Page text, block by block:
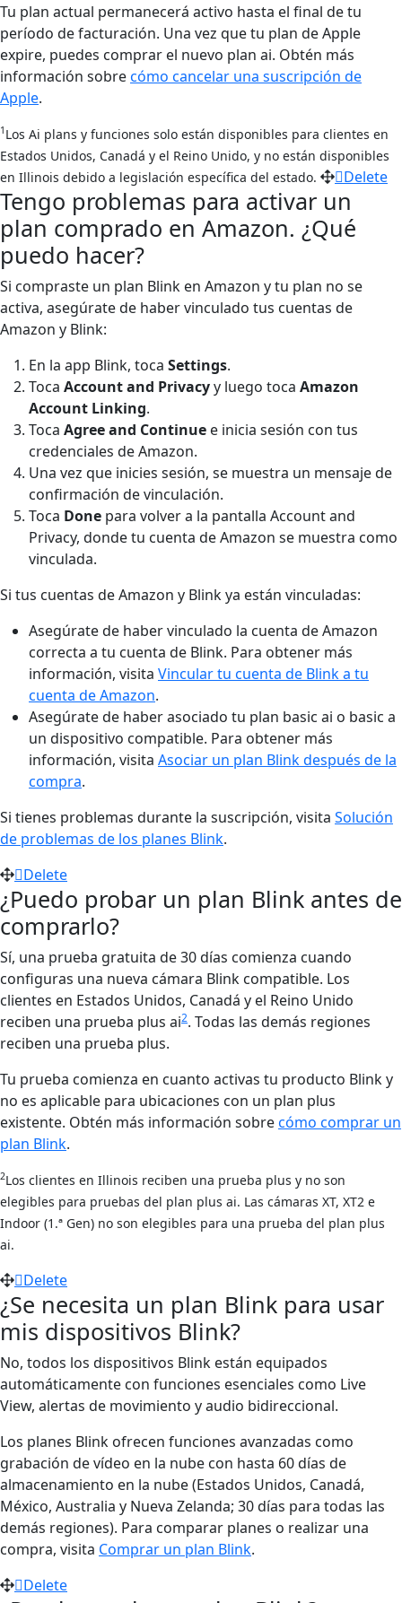
Tu plan actual permanecerá activo hasta el final de tu
período de facturación. Una vez que tu plan de Apple
expire, puedes comprar el nuevo plan ai. Obtén más
información sobrecómo cancelar una suscripción de
Apple.
1 Los Ai plans y funciones solo están disponibles para clientes en
Estados Unidos, Canadá y el Reino Unido, y no están disponibles
en Illinois debido a legislación específica del estado.
Delete
Tengo problemas para activar un
plan comprado en Amazon. ¿Qué
puedo hacer?
Si compraste un plan Blink en Amazon y tu plan no se
activa, asegúrate de haber vinculado tus cuentas de
Amazon y Blink:
En la app Blink, toca Settings.
Toca Account and Privacyy luego toca Amazon
Account Linking.
Toca Agree and Continue e inicia sesión con tus
credenciales de Amazon.
Una vez que inicies sesión, se muestra un mensaje de
confirmación de vinculación.
Toca Done para volver a la pantalla Account and
Privacy, donde tu cuenta de Amazon se muestra como
vinculada.
Si tus cuentas de Amazon y Blink ya están vinculadas:
Asegúrate de haber vinculado la cuenta de Amazon
correcta a tu cuenta de Blink. Para obtener más
información, visita Vincular tu cuenta de Blink a tu
cuenta de Amazon.
Asegúrate de haber asociado tu plan basic ai o basic a
un dispositivo compatible. Para obtener más
información, visita Asociar un plan Blink después de la
compra.
Si tienes problemas durante la suscripción, visita Solución
de problemas de los planes Blink.
Delete
¿Puedo probar un plan Blink antes de
comprarlo?
Sí, una prueba gratuita de 30 días comienza cuando
configuras una nueva cámara Blink compatible. Los
clientes en Estados Unidos, Canadá y el Reino Unido
reciben una prueba plus ai2. Todas las demás regiones
reciben una prueba plus.
Tu prueba comienza en cuanto activas tu producto Blink y
no es aplicable para ubicaciones con un plan plus
existente. Obtén más información sobrecómo comprar un
plan Blink.
2Los clientes en Illinois reciben una prueba plus y no son
elegibles para pruebas del plan plus ai. Las cámaras XT, XT2 e
Indoor (1.ª Gen) no son elegibles para una prueba del plan plus
ai.
Delete
¿Se necesita un plan Blink para usar
mis dispositivos Blink?
No, todos los dispositivos Blink están equipados
automáticamente con funciones esenciales como Live
View, alertas de movimiento y audio bidireccional.
Los planes Blink ofrecen funciones avanzadas como
grabación de vídeo en la nube con hasta 60 días de
almacenamiento en la nube (Estados Unidos, Canadá,
México, Australia y Nueva Zelanda; 30 días para todas las
demás regiones). Para comparar planes o realizar una
compra, visita Comprar un plan Blink.
Delete